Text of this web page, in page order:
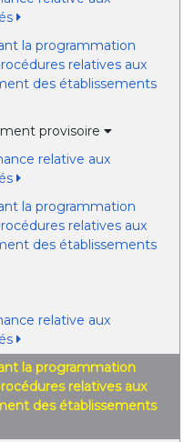
la programmation
relatives aux
des établissements
provisoire
relative aux
la programmation
relatives aux
des établissements
relative aux
la programmation
relatives aux
des établissements